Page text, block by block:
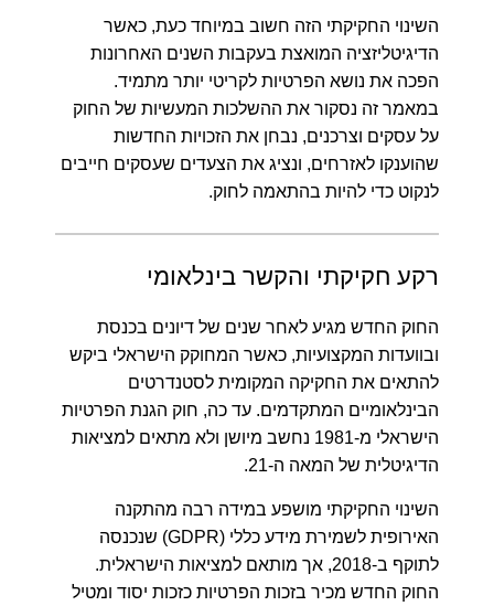
השינוי החקיקתי הזה חשוב במיוחד כעת, כאשר
הדיגיטליזציה המואצת בעקבות השנים האחרונות
הפכה את נושא הפרטיות לקריטי יותר מתמיד.
במאמר זה נסקור את ההשלכות המעשיות של החוק
על עסקים וצרכנים, נבחן את הזכויות החדשות
שהוענקו לאזרחים, ונציג את הצעדים שעסקים חייבים
לנקוט כדי להיות בהתאמה לחוק.
רקע חקיקתי והקשר בינלאומי
החוק החדש מגיע לאחר שנים של דיונים בכנסת
ובוועדות המקצועיות, כאשר המחוקק הישראלי ביקש
להתאים את החקיקה המקומית לסטנדרטים
הבינלאומיים המתקדמים. עד כה, חוק הגנת הפרטיות
הישראלי מ-1981 נחשב מיושן ולא מתאים למציאות
הדיגיטלית של המאה ה-21.
השינוי החקיקתי מושפע במידה רבה מהתקנה
האירופית לשמירת מידע כללי (GDPR) שנכנסה
לתוקף ב-2018, אך מותאם למציאות הישראלית.
החוק החדש מכיר בזכות הפרטיות כזכות יסוד ומטיל